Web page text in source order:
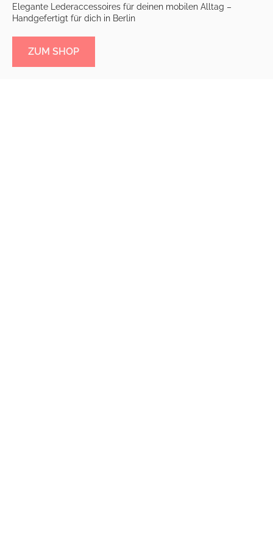
Elegante Lederaccessoires für deinen mobilen Alltag –
Handgefertigt für dich in Berlin
ZUM SHOP